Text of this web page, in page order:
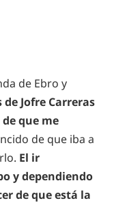
de Ebro y
Jofre Carreras
que me
de que iba a
El ir
y dependiendo
de que está la